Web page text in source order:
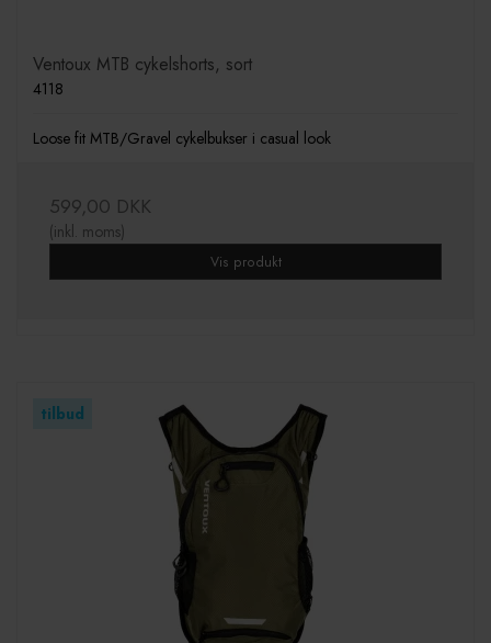
Ventoux MTB cykelshorts, sort
4118
Loose fit MTB/Gravel cykelbukser i casual look
599,00 DKK
(inkl. moms)
Vis produkt
tilbud